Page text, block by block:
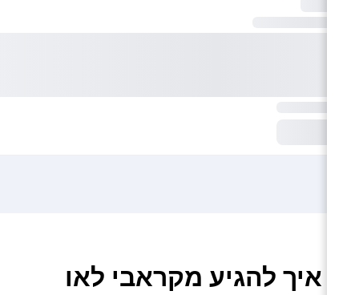
איך להגיע מקראבי לאו